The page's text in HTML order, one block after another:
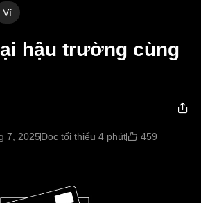
Ví
hậu trường cùng
7, 2025Đọc tối thiểu 4 phút 459